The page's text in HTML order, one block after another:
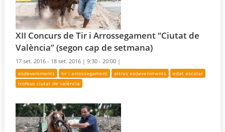
XII Concurs de Tir i Arrossegament “Ciutat de
València” (segon cap de setmana)
17 set. 2016 - 18 set. 2016 |9:30 - 20:00 |
esdeveniments tir i arrossegament altres esdeveniments
edat escolar
trofeus ciutat de valència